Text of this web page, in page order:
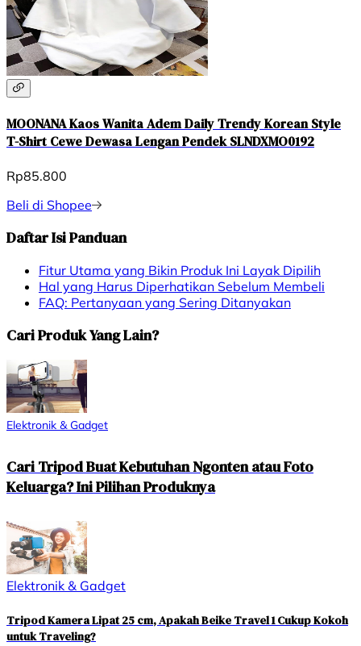
MOONANA Kaos Wanita Adem Daily Trendy Korean Style
T-Shirt Cewe Dewasa Lengan Pendek SLNDXMO0192
Rp85.800
Beli di Shopee
Daftar Isi Panduan
Fitur Utama yang Bikin Produk Ini Layak Dipilih
Hal yang Harus Diperhatikan Sebelum Membeli
FAQ: Pertanyaan yang Sering Ditanyakan
Cari Produk Yang Lain?
Elektronik & Gadget
Cari Tripod Buat Kebutuhan Ngonten atau Foto
Keluarga? Ini Pilihan Produknya
Elektronik & Gadget
Tripod Kamera Lipat 25 cm, Apakah Beike Travel 1 Cukup Kokoh
untuk Traveling?